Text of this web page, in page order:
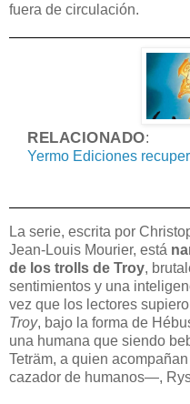
fuera de circulación.
RELACIONADO:
Yermo Ediciones
La serie, escrita por
Jean-Louis Mourier, está
de los trolls de Troy,
sentimientos y una
vez que los lectores
Troy, bajo la forma de
una humana que siendo
Teträm, a quien
cazador de humanos—,